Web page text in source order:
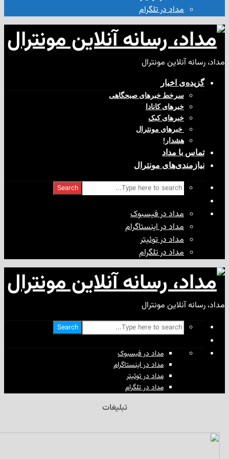
مداد در تلگرام
مونترال
اخبار
سرخط خبرهای صبحگاهی
خبرهای کانادا
خبرهای کبک
‌ خبرهای مونترال
مداد
مونترال
Search
مداد در فیسبوک
مداد در اینستاگرام
مداد در توئیتر
مداد در تلگرام
مونترال
Search
مداد در فیسبوک
مداد در اینستاگرام
مداد در توئیتر
مداد در تلگرام